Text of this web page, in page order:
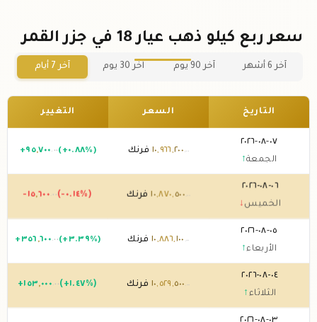
سعر ربع كيلو ذهب عيار 18 في جزر القمر
آخر 6 أشهر آخر 90 يوم آخر 30 يوم آخر 7 أيام
التاريخ السعر التغيير
٠٧-٠٨-٢٠٢٦
الجمعة↑
١٠,٩٦٦,٢٠٠ .٠٠ فرنك +٩٥,٧٠٠ .٠٠ (+٠.٨٨%)
٠٦-٠٨-٢٠٢٦
الخميس ↓
١٠,٨٧٠,٥٠٠ فرنك -١٥,٦٠٠ .٠٠ (-٠.١٤%)
٠٥-٠٨-٢٠٢٦
الأربعاء↑
١٠,٨٨٦,١٠٠ .٠٠ فرنك + ٣٥٦ ,٦٠٠ .٠٠ (+٣.٣٩%)
٠٤-٠٨-٢٠٢٦
الثلاثاء ↑
١٠, ٥٢٩ ,٥٠٠ .٠٠ فرنك +١٥٣,٠٠٠ .٠٠ (+١.٤٧%)